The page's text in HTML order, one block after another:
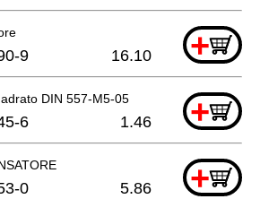
+
9 16.10
DIN 557-M5-05 +
6 1.46
+
0 5.86